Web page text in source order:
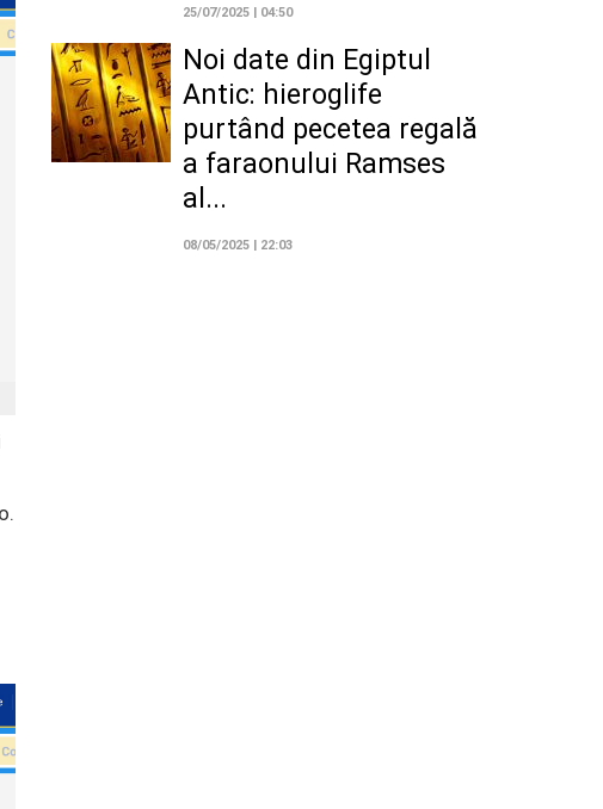
25/07/2025 | 04:50
Noi date din Egiptul
Antic: hieroglife
purtând pecetea regală
a faraonului Ramses
al...
08/05/2025 | 22:03